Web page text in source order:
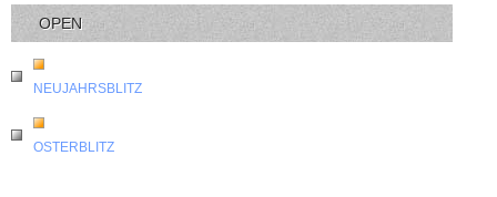
OPEN
NEUJAHRSBLITZ
OSTERBLITZ